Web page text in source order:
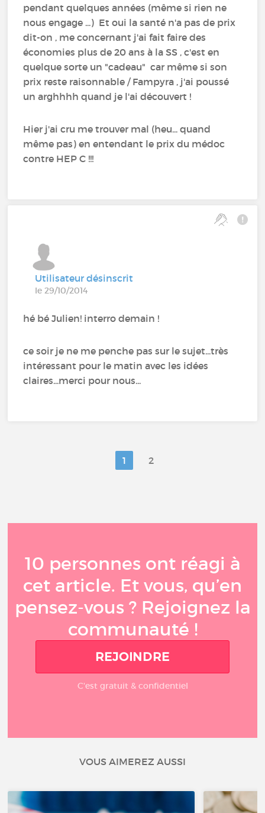
pendant quelques années (même si rien ne
nous engage ...) Et oui la santé n'a pas de prix
dit-on , me concernant j'ai fait faire des
économies plus de 20 ans à la SS , c'est en
quelque sorte un "cadeau" car même si son
prix reste raisonnable / Fampyra , j'ai poussé
un arghhhh quand je l'ai découvert !
Hier j'ai cru me trouver mal (heu... quand
même pas) en entendant le prix du médoc
contre HEP C !!!
Utilisateur désinscrit
le 29/10/2014
hé bé Julien! interro demain !
ce soir je ne me penche pas sur le sujet...très
intéressant pour le matin avec les idées
claires...merci pour nous...
1 2
10 personnes ont réagi à
cet article. Et vous, qu’en
pensez-vous ? Rejoignez la
communauté !
REJOINDRE
C'est gratuit & confidentiel
VOUS AIMEREZ AUSSI